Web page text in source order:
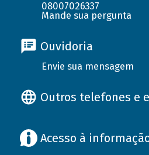
08007026337
Mande sua pergunta
Ouvidoria
Envie sua mensagem
Outros telefones e
Acesso à